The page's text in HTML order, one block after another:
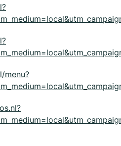
menu?